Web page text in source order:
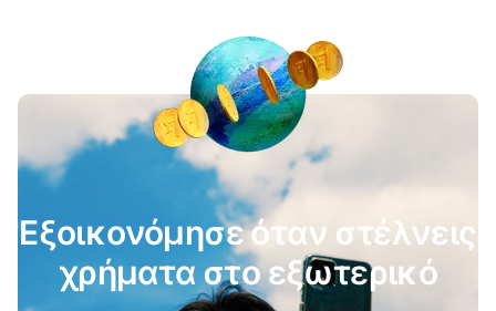
Εξοικονόμησε όταν στέλνεις
χρήματα στο εξωτερικό